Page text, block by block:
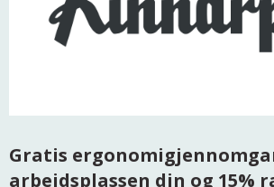
Gratis
arbeidsplassen din og 15%